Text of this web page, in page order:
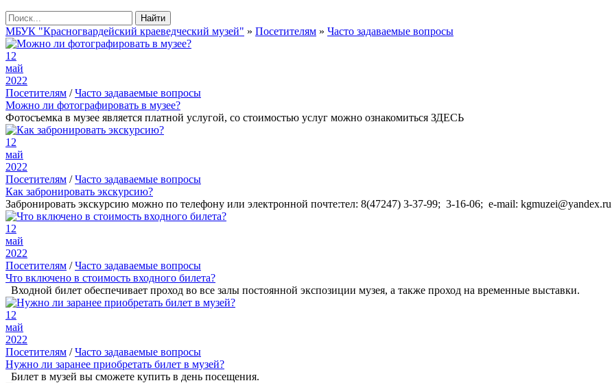
Найти
МБУК "Красногвардейский краеведческий музей" » Посетителям » Часто задаваемые вопросы
12
май
2022
Посетителям /Часто задаваемые вопросы
Можно ли фотографировать в музее?
Фотосъемка в музее является платной услугой, со стоимостью услуг можно ознакомиться ЗДЕСЬ
12
май
2022
Посетителям /Часто задаваемые вопросы
Как забронировать экскурсию?
Забронировать экскурсию можно по телефону или электронной почте:тел: 8(47247) 3-37-99; 3-16-06; e-mail: kgmuzei@yandex.ru
12
май
2022
Посетителям /Часто задаваемые вопросы
Что включено в стоимость входного билета?
Входной билет обеспечивает проход во все залы постоянной экспозиции музея, а также проход на временные выставки.
12
май
2022
Посетителям /Часто задаваемые вопросы
Нужно ли заранее приобретать билет в музей?
Билет в музей вы сможете купить в день посещения.